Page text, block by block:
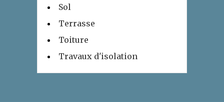
Sol
Terrasse
Toiture
Travaux d'isolation